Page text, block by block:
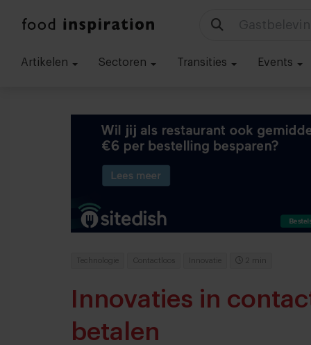
Artikelen Sectoren Transities Events
Technologie Contactloos Innovatie 2 min
Innovaties in
betalen